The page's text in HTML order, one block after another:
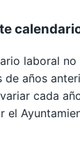
laboral
de años
cada
el